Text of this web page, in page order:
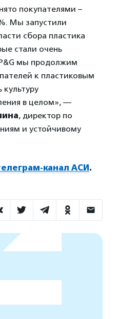
покупателями –
Мы запустили
сбора пластика
стали очень
мы продолжим
к пластиковым
в целом», —
, директор по
и устойчивому
канал АСИ .